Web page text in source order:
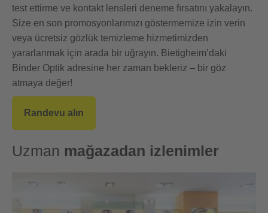
test ettirme ve kontakt lensleri deneme fırsatını yakalayın.
Size en son promosyonlarımızı göstermemize izin verin
veya ücretsiz gözlük temizleme hizmetimizden
yararlanmak için arada bir uğrayın. Bietigheim’daki
Binder Optik adresine her zaman bekleriz – bir göz
atmaya değer!
Randevu alın
Uzman mağazadan izlenimler